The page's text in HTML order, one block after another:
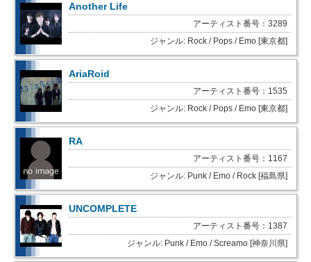
Another Life
アーティスト番号：3289
ジャンル: Rock / Pops / Emo [東京都]
AriaRoid
アーティスト番号：1535
ジャンル: Rock / Pops / Emo [東京都]
RA
アーティスト番号：1167
ジャンル: Punk / Emo / Rock [福島県]
UNCOMPLETE
アーティスト番号：1387
ジャンル: Punk / Emo / Screamo [神奈川県]